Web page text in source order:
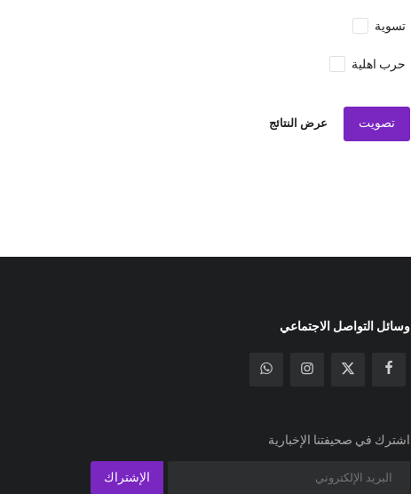
تسوية
حرب اهلية
تصويت عرض النتائج
وسائل التواصل الاجتماعي
اشترك في صحيفتنا الإخبارية
الإشتراك